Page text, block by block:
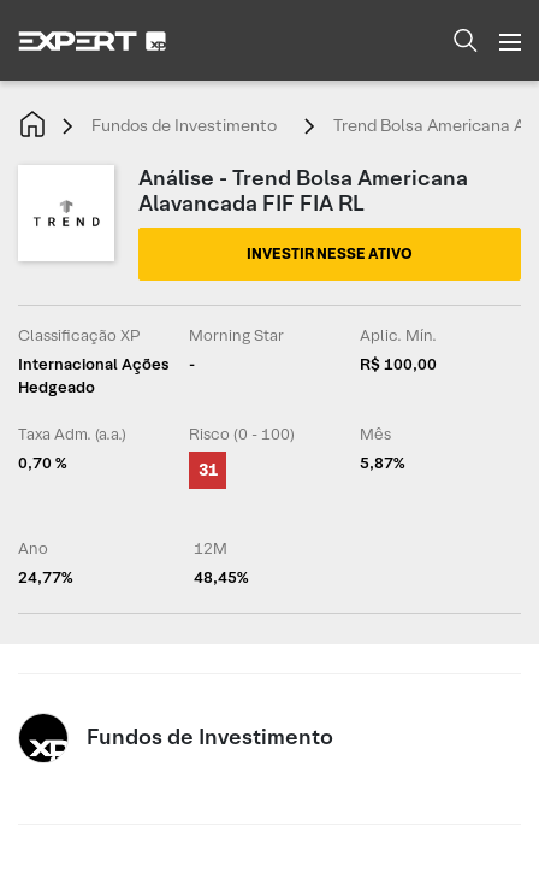
Fundos de Investimento Trend Bolsa Americana
Análise - Trend Bolsa Americana
Alavancada FIF FIA RL
INVESTIR NESSE ATIVO
Classificação XP
Internacional Ações
Hedgeado
Morning Star
-
Aplic. Mín.
R$ 100,00
Taxa Adm. (a.a.)
0,70 %
Risco (0 - 100)
31
Mês
5,87%
Ano
24,77%
12M
48,45%
Fundos de Investimento